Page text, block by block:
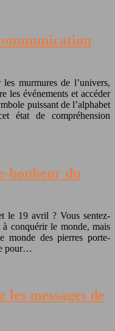
murmures de l’univers,
les événements et accéder
puissant de l’alphabet
état de compréhension
bonheur du
le 19 avril ? Vous sentez-
à conquérir le monde, mais
monde des pierres porte-
pour…
messages de